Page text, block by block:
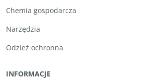
Chemia gospodarcza
Narzędzia
Odzież ochronna
INFORMACJE